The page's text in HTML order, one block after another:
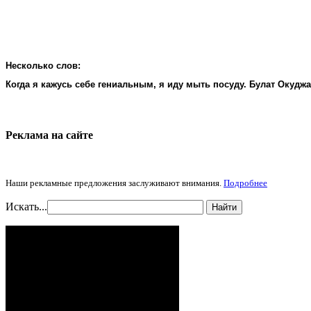
Несколько слов:
Когда я кажусь себе гениальным, я иду мыть посуду. Булат
Реклама на cайте
Наши рекламные предложения заслуживают внимания. Подробнее
Искать... Найти